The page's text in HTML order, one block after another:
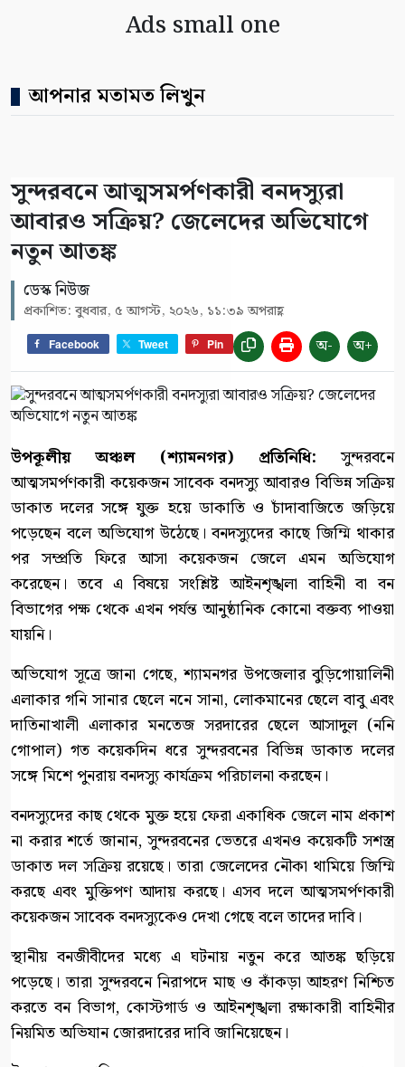
Ads small one
আপনার মতামত লিখুন
সুন্দরবনে আত্মসমর্পণকারী বনদস্যুরা
আবারও সক্রিয়? জেলেদের অভিযোগে
নতুন আতঙ্ক
ডেস্ক নিউজ
প্রকাশিত: বুধবার, ৫ আগস্ট, ২০২৬, ১১:৩৯ অপরাহ্ণ
Facebook Tweet Pin অ- অ+
উপকূলীয় অঞ্চল (শ্যামনগর) প্রতিনিধি: সুন্দরবনে
আত্মসমর্পণকারী কয়েকজন সাবেক বনদস্যু আবারও বিভিন্ন সক্রিয়
ডাকাত দলের সঙ্গে যুক্ত হয়ে ডাকাতি ও চাঁদাবাজিতে জড়িয়ে
পড়েছেন বলে অভিযোগ উঠেছে। বনদস্যুদের কাছে জিম্মি থাকার
পর সম্প্রতি ফিরে আসা কয়েকজন জেলে এমন অভিযোগ
করেছেন। তবে এ বিষয়ে সংশ্লিষ্ট আইনশৃঙ্খলা বাহিনী বা বন
বিভাগের পক্ষ থেকে এখন পর্যন্ত আনুষ্ঠানিক কোনো বক্তব্য পাওয়া
যায়নি।
অভিযোগ সূত্রে জানা গেছে, শ্যামনগর উপজেলার বুড়িগোয়ালিনী
এলাকার গনি সানার ছেলে ননে সানা, লোকমানের ছেলে বাবু এবং
দাতিনাখালী এলাকার মনতেজ সরদারের ছেলে আসাদুল (ননি
গোপাল) গত কয়েকদিন ধরে সুন্দরবনের বিভিন্ন ডাকাত দলের
সঙ্গে মিশে পুনরায় বনদস্যু কার্যক্রম পরিচালনা করছেন।
বনদস্যুদের কাছ থেকে মুক্ত হয়ে ফেরা একাধিক জেলে নাম প্রকাশ
না করার শর্তে জানান, সুন্দরবনের ভেতরে এখনও কয়েকটি সশস্ত্র
ডাকাত দল সক্রিয় রয়েছে। তারা জেলেদের নৌকা থামিয়ে জিম্মি
করছে এবং মুক্তিপণ আদায় করছে। এসব দলে আত্মসমর্পণকারী
কয়েকজন সাবেক বনদস্যুকেও দেখা গেছে বলে তাদের দাবি।
স্থানীয় বনজীবীদের মধ্যে এ ঘটনায় নতুন করে আতঙ্ক ছড়িয়ে
পড়েছে। তারা সুন্দরবনে নিরাপদে মাছ ও কাঁকড়া আহরণ নিশ্চিত
করতে বন বিভাগ, কোস্টগার্ড ও আইনশৃঙ্খলা রক্ষাকারী বাহিনীর
নিয়মিত অভিযান জোরদারের দাবি জানিয়েছেন।